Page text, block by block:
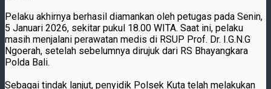
Pelaku akhirnya berhasil diamankan oleh petugas pada Senin,
5 Januari 2026, sekitar pukul 18.00 WITA. Saat ini, pelaku
masih menjalani perawatan medis di RSUP Prof. Dr. I.G.N.G
Ngoerah, setelah sebelumnya dirujuk dari RS Bhayangkara
Polda Bali.
Sebagai tindak lanjut, penyidik Polsek Kuta telah melakukan